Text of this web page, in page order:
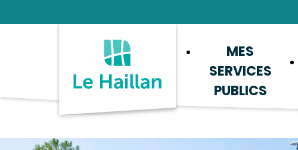
MES
SERVICES
PUBLICS